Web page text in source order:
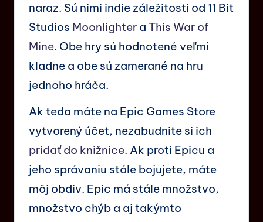
naraz. Sú nimi indie záležitosti od 11 Bit
Studios Moonlighter a This War of
Mine. Obe hry sú hodnotené veľmi
kladne a obe sú zamerané na hru
jednoho hráča.
Ak teda máte na Epic Games Store
vytvorený účet, nezabudnite si ich
pridať do knižnice. Ak proti Epicu a
jeho správaniu stále bojujete, máte
môj obdiv. Epic má stále množstvo,
množstvo chýb a aj takýmto